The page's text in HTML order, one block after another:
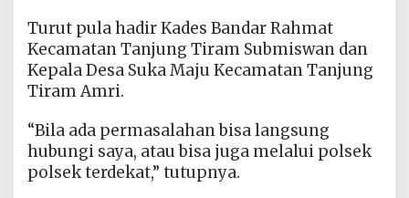
Turut pula hadir Kades Bandar Rahmat
Kecamatan Tanjung Tiram Submiswan dan
Kepala Desa Suka Maju Kecamatan Tanjung
Tiram Amri.
“Bila ada permasalahan bisa langsung
hubungi saya, atau bisa juga melalui polsek
polsek terdekat,” tutupnya.